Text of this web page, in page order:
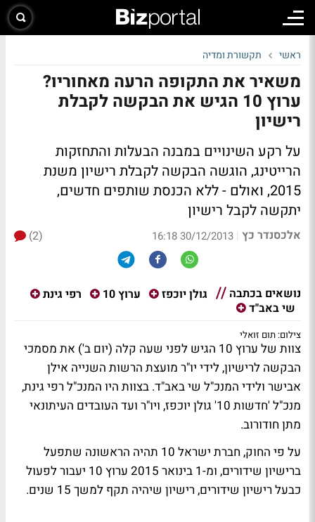
ראשי תקשורת ומדיה
משאיר את התקופה הרעה מאחוריו?
ערוץ 10 הגיש את הבקשה לקבלת
רישיון
על רקע השינויים במבנה הבעלות והתחזקות
הרייטינג, הוגשה הבקשה לקבלת רישיון משנת
2015, ואולם - ללא הכנסת שותפים חדשים,
יתקשה לקבל רישיון
אלכסנדר כץ |
30/12/2013 16:18
(2)
נושאים בכתבה גולן יוכפז ערוץ 10
רפי גינת
שי באב"ד
צילום: תום זואלי
צוות של ערוץ 10
הגיש לפני שעה קלה (יום ב') את מסמכי
הבקשה לרישיון, לידי יו"ר מועצת הרשות השנייה אילן
אבישר ולידי המנכ"ל שי באב"ד. בצוות היו המנכ"ל רפי גינת,
מנכ"ל 'חדשות 10'
גולן יוכפז, ויו"ר ועד העובדים העיתונאי
מתן חודורוב.
על פי החוק, חברת ישראל 10
תהיה הראשונה שתפעל
ברישיון שידורים, ומ-1 בינואר 2015 ערוץ 10 יעבור לפעול
כבעל רישיון שידורים, רישיון שיהיה תקף למשך 15 שנים.